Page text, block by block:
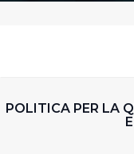
POLITICA PER LA